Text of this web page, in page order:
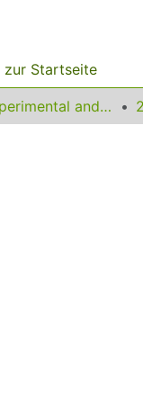
zur Startseite
Excli - Experimental and Clinical Sciences